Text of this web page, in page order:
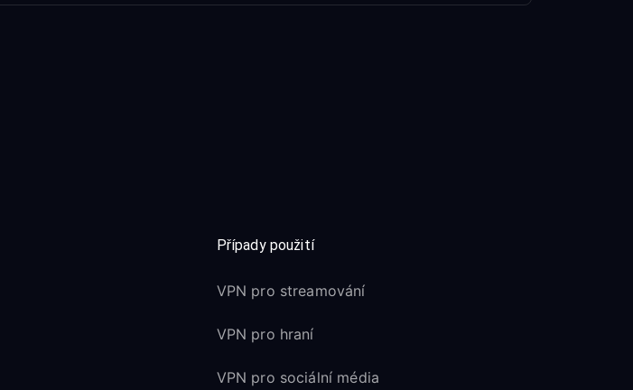
Případy použití
VPN pro streamování
VPN pro hraní
VPN pro sociální média